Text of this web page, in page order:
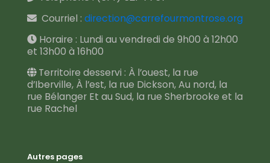
Courriel : direction@carrefourmontrose.org
Horaire : Lundi au vendredi de 9h00 à 12h00
et 13h00 à 16h00
Territoire desservi : À l’ouest, la rue
d’Iberville, À l’est, la rue Dickson, Au nord, la
rue Bélanger Et au Sud, la rue Sherbrooke et la
rue Rachel
Autres pages